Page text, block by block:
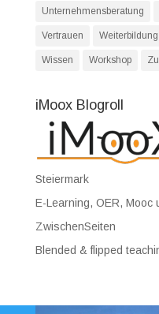
Unternehmensberatung
Vertrauen Weiterbildung
Wissen Workshop
iMoox Blogroll
Steiermark
E-Learning, OER, Mooc
ZwischenSeiten
Blended & flipped